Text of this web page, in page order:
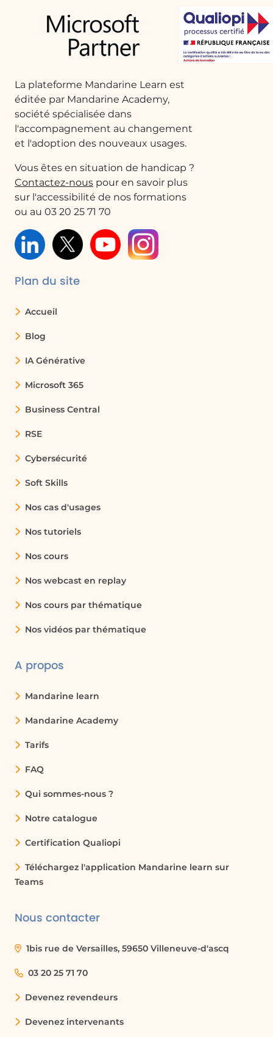
La plateforme Mandarine Learn est
éditée par Mandarine Academy,
société spécialisée dans
l'accompagnement au changement
et l'adoption des nouveaux usages.
Vous êtes en situation de handicap ?
Contactez-nous pour en savoir plus
sur l'accessibilité de nos formations
ou au 03 20 25 71 70
Plan du site
Accueil
Blog
IA Générative
Microsoft 365
Business Central
RSE
Cybersécurité
Soft Skills
Nos cas d'usages
Nos tutoriels
Nos cours
Nos webcast en replay
Nos cours par thématique
Nos vidéos par thématique
A propos
Mandarine learn
Mandarine Academy
Tarifs
FAQ
Qui sommes-nous ?
Notre catalogue
Certification Qualiopi
Téléchargez l'application Mandarine learn sur
Teams
Nous contacter
1bis rue de Versailles, 59650 Villeneuve-d'ascq
03 20 25 71 70
Devenez revendeurs
Devenez intervenants